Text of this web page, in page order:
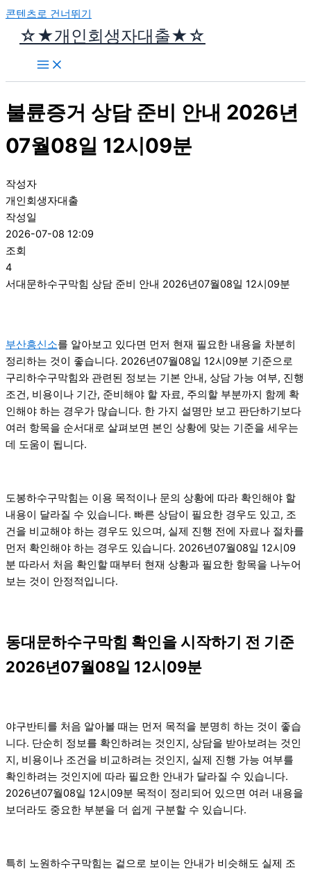
콘텐츠로 건너뛰기
☆★개인회생자대출★☆
불륜증거 상담 준비 안내 2026년
07월08일 12시09분
작성자
개인회생자대출
작성일
2026-07-08 12:09
조회
4
서대문하수구막힘 상담 준비 안내 2026년07월08일 12시09분
부산흥신소를 알아보고 있다면 먼저 현재 필요한 내용을 차분히
정리하는 것이 좋습니다. 2026년07월08일 12시09분 기준으로
구리하수구막힘와 관련된 정보는 기본 안내, 상담 가능 여부, 진행
조건, 비용이나 기간, 준비해야 할 자료, 주의할 부분까지 함께 확
인해야 하는 경우가 많습니다. 한 가지 설명만 보고 판단하기보다
여러 항목을 순서대로 살펴보면 본인 상황에 맞는 기준을 세우는
데 도움이 됩니다.
도봉하수구막힘는 이용 목적이나 문의 상황에 따라 확인해야 할
내용이 달라질 수 있습니다. 빠른 상담이 필요한 경우도 있고, 조
건을 비교해야 하는 경우도 있으며, 실제 진행 전에 자료나 절차를
먼저 확인해야 하는 경우도 있습니다. 2026년07월08일 12시09
분 따라서 처음 확인할 때부터 현재 상황과 필요한 항목을 나누어
보는 것이 안정적입니다.
동대문하수구막힘 확인을 시작하기 전 기준
2026년07월08일 12시09분
야구반티를 처음 알아볼 때는 먼저 목적을 분명히 하는 것이 좋습
니다. 단순히 정보를 확인하려는 것인지, 상담을 받아보려는 것인
지, 비용이나 조건을 비교하려는 것인지, 실제 진행 가능 여부를
확인하려는 것인지에 따라 필요한 안내가 달라질 수 있습니다.
2026년07월08일 12시09분 목적이 정리되어 있으면 여러 내용을
보더라도 중요한 부분을 더 쉽게 구분할 수 있습니다.
특히 노원하수구막힘는 겉으로 보이는 안내가 비슷해도 실제 조